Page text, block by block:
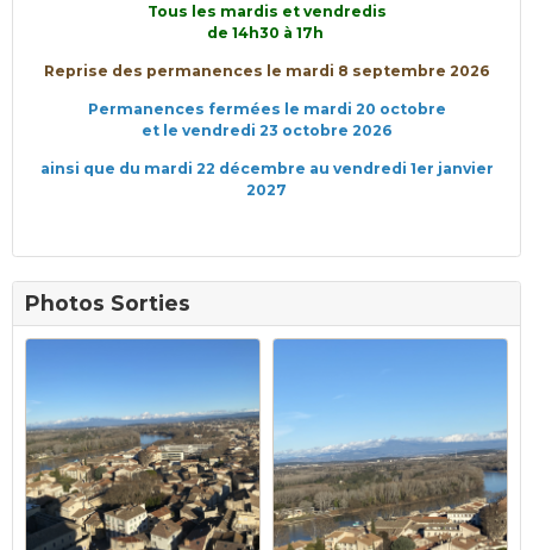
Tous les mardis et vendredis
de 14h30 à 17h
Reprise des permanences le mardi 8 septembre 2026
Permanences fermées le mardi 20 octobre
et le vendredi 23 octobre 2026
ainsi que du mardi 22 décembre au vendredi 1er janvier
2027
Photos Sorties